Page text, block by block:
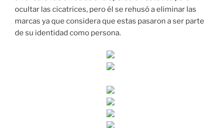
ocultar las cicatrices, pero él se rehusó a eliminar las
marcas ya que considera que estas pasaron a ser parte
de su identidad como persona.